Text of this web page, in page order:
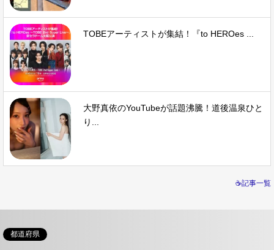
TOBEアーティストが集結！『to HEROes ...
大野真依のYouTubeが話題沸騰！道後温泉ひと
り...
☕記事一覧
都道府県